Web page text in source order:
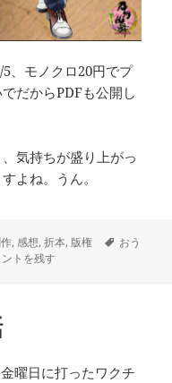
、モノクロ20円でプ
だからPDFも公開し
気持ちが盛り上がっ
よね。うん。
,感想,折本,版権
タ
おう
ールが届いたよ に
ントを残す
曜日に打ったワクチ